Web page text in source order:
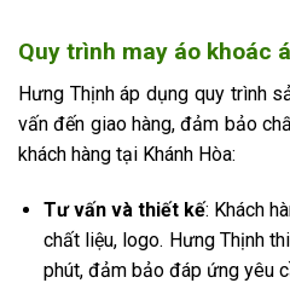
Quy trình may áo khoác
Hưng Thịnh áp dụng quy trình
vấn đến giao hàng, đảm bảo
khách hàng tại Khánh Hòa:
Tư vấn và thiết kế: Khách
chất liệu, logo. Hưng Thịnh
phút, đảm bảo đáp ứng yêu